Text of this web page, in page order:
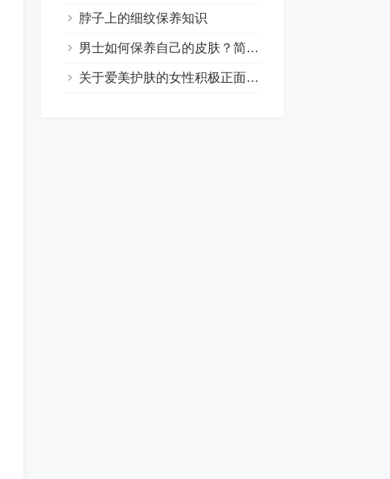
脖子上的细纹保养知识
男士如何保养自己的皮肤？简单的护肤让男士肌肤水嫩有光泽
关于爱美护肤的女性积极正面句子合集（24句）